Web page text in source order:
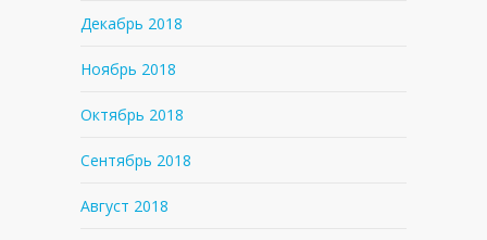
Декабрь 2018
Ноябрь 2018
Октябрь 2018
Сентябрь 2018
Август 2018